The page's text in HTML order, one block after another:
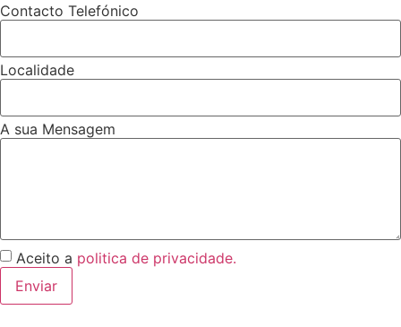
Contacto Telefónico
Localidade
A sua Mensagem
Aceito a politica de privacidade.
Enviar